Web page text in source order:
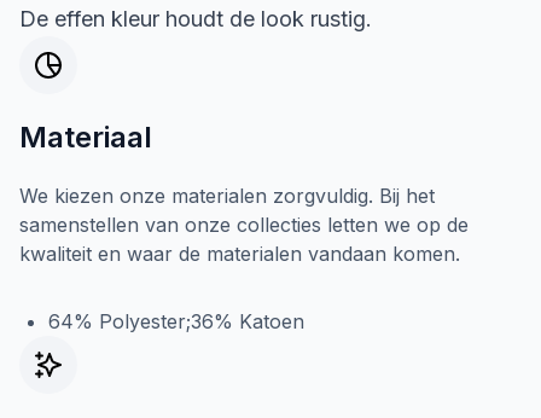
De effen kleur houdt de look rustig.
Materiaal
We kiezen onze materialen zorgvuldig. Bij het
samenstellen van onze collecties letten we op de
kwaliteit en waar de materialen vandaan komen.
64% Polyester;36% Katoen